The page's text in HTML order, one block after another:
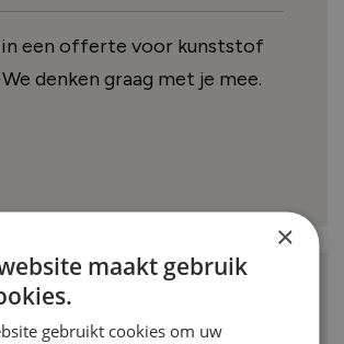
een offerte voor kunststof
denken graag met je mee.
contact
×
maakt gebruik
gebruikt cookies om uw